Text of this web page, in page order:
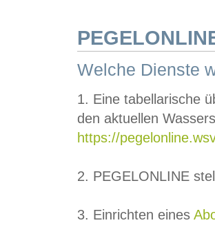
Welche Dienste
1. Eine tabellarische
den aktuellen
https://
2. PEGELONLINE
3. Einrichten eines